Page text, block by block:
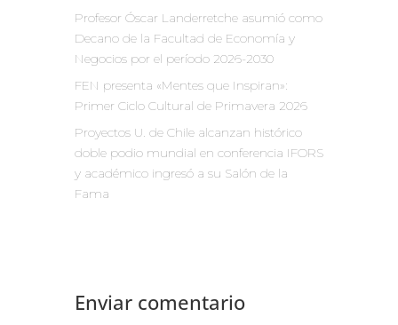
Profesor Óscar Landerretche asumió como
Decano de la Facultad de Economía y
Negocios por el período 2026-2030
FEN presenta «Mentes que Inspiran»:
Primer Ciclo Cultural de Primavera 2026
Proyectos U. de Chile alcanzan histórico
doble podio mundial en conferencia IFORS
y académico ingresó a su Salón de la
Fama
Enviar comentario